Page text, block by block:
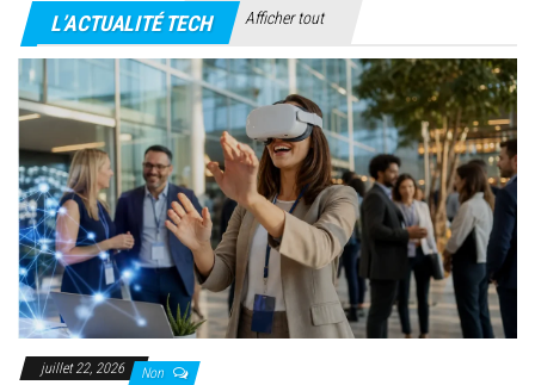
L’ACTUALITÉ TECH Afficher tout
juillet 22, 2026 Non